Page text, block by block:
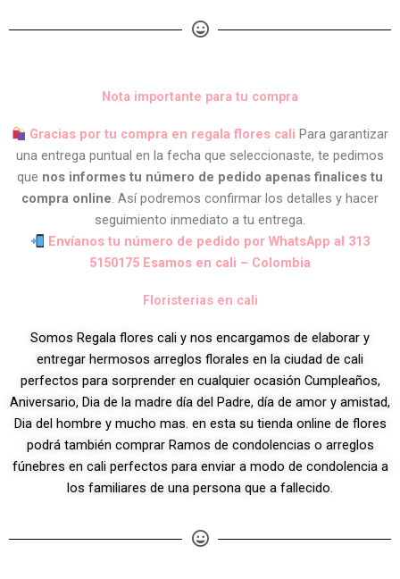
Nota importante para tu compra
Gracias por tu compra en regala flores caliPara garantizar
una entrega puntual en la fecha que seleccionaste, te pedimos
que nos informes tu número de pedido apenas finalices tu
compra online. Así podremos confirmar los detalles y hacer
seguimiento inmediato a tu entrega.
Envíanos tu número de pedido por WhatsApp al 313
5150175 Esamos en cali – Colombia
Floristerias en cali
Somos Regala flores cali y nos encargamos de elaborar y
entregar hermosos arreglos florales en la ciudad de cali
perfectos para sorprender en cualquier ocasión Cumpleaños,
Aniversario, Dia de la madre día del Padre, día de amor y amistad,
Dia del hombre y mucho mas. en esta su tienda online de flores
podrá también comprar Ramos de condolencias o arreglos
fúnebres en cali perfectos para enviar a modo de condolencia a
los familiares de una persona que a fallecido.